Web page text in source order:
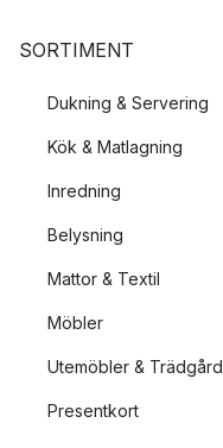
SORTIMENT
Dukning & Servering
Kök & Matlagning
Inredning
Belysning
Mattor & Textil
Möbler
Utemöbler &
Presentkort